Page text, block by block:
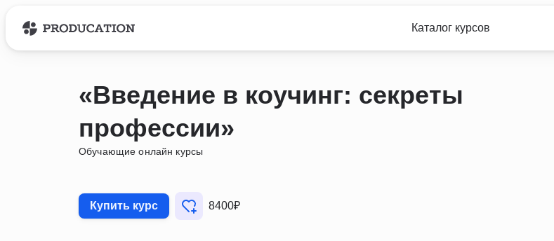
Каталог курсов
«Введение в коучинг: секреты
профессии»
Обучающие онлайн курсы
Купить курс 8400₽